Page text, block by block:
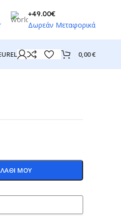
+49.00€
Δωρεάν Μεταφορικά
EL 0,00€
ΜΟΥ